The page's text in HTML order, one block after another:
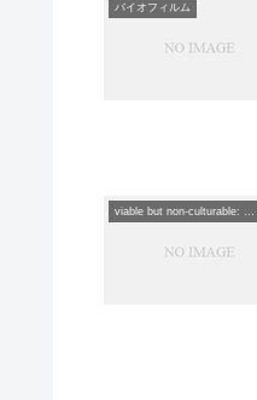
バイオフィルム
viable but non-culturable: VBNC